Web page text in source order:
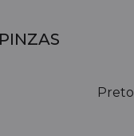
Preto